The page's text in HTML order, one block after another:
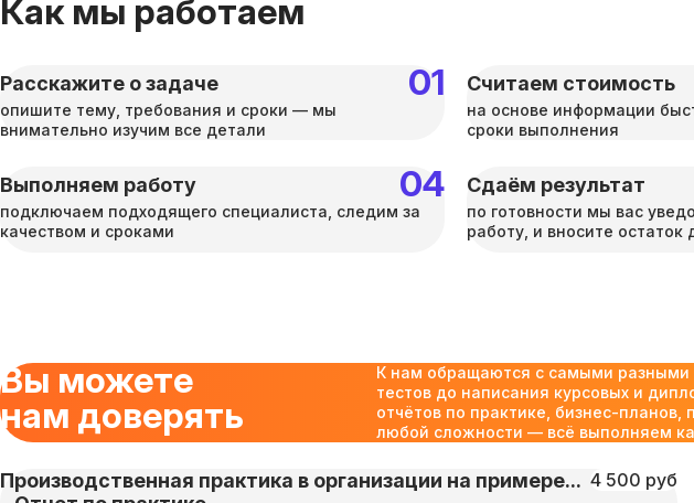
Как мы работаем
Расскажите о задаче
опишите тему, требования и сроки — мы
внимательно изучим все детали
Считаем стоимость
на основе информации
сроки выполнения
Выполняем работу
подключаем подходящего специалиста, следим за
качеством и сроками
Сдаём результат
по готовности мы вас
работу, и вносите
Вы можете
нам доверять
К нам обращаются с самыми разными
тестов до написания курсовых и
отчётов по практике, бизнес-планов,
любой сложности — всё выполняем
Производственная практика в организации на примере... 4 500 руб